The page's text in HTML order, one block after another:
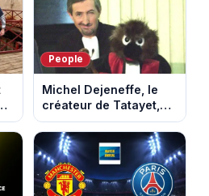
People
Michel Dejeneffe, le
créateur de Tatayet,
est mort à 77 ans